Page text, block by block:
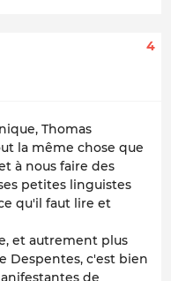
4
Thomas
la même chose que
à nous faire des
petites linguistes
qu'il faut lire et
et autrement plus
Despentes, c'est bien
de